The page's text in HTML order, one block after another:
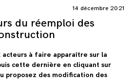
14 décembre 2021
du réemploi des
acteurs à faire apparaître sur la
cette dernière en cliquant sur
proposez des modification des